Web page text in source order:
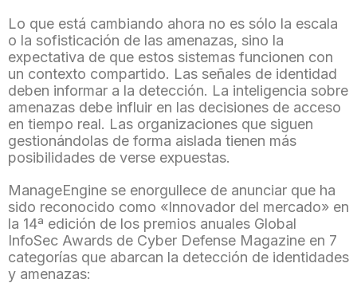
Lo que está cambiando ahora no es sólo la escala
o la sofisticación de las amenazas, sino la
expectativa de que estos sistemas funcionen con
un contexto compartido. Las señales de identidad
deben informar a la detección. La inteligencia sobre
amenazas debe influir en las decisiones de acceso
en tiempo real. Las organizaciones que siguen
gestionándolas de forma aislada tienen más
posibilidades de verse expuestas.
ManageEngine se enorgullece de anunciar que ha
sido reconocido como «Innovador del mercado» en
la 14ª edición de los premios anuales Global
InfoSec Awards de Cyber Defense Magazine en 7
categorías que abarcan la detección de identidades
y amenazas: